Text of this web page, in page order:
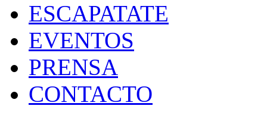
ESCAPATATE
EVENTOS
PRENSA
CONTACTO